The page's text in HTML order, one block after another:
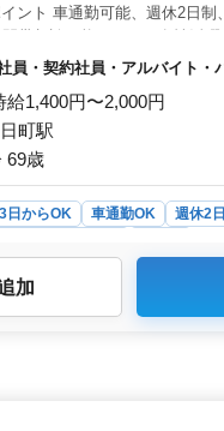
ント 車通勤可能、週休2日
募お待ちしております♪
員・契約社員・アルバイト・
1,400円〜2,000円
町駅
69歳
日からOK 車通勤OK 週休2
休日が125日と、プライベ
担を軽減しています。
加